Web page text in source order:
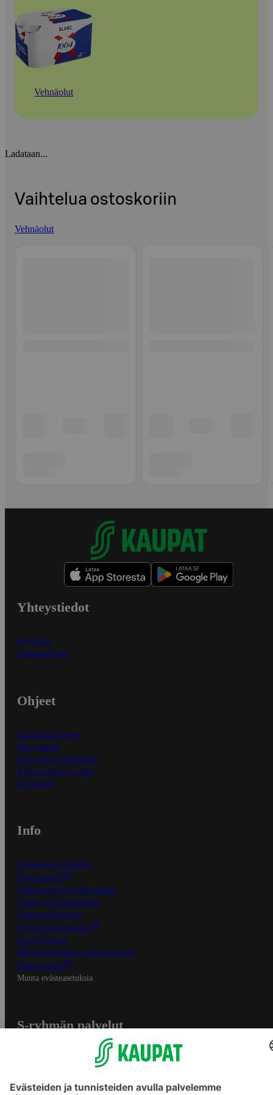
Vehnäolut
Ladataan...
Vaihtelua ostoskoriin
Vehnäolut
Yhteystiedot
Myymälät
Asiakaspalvelu
Ohjeet
Ensitilaajan ohjeet
Näin maksat
Näin tilaat ja muokkaat
Kaikki ohjeet ja vinkit
In English
Info
S-Business yrityksille
Oiva-raportit
Osuuskauppojen yhteystiedot
Tilaus- ja toimitusehdot
Tietosuojakäytäntö
Palvelun käyttöehdot
Saavutettavuus
Mobiilisovelluksen saavutettavuus
Mainostajalle
Muuta evästeasetuksia
S-ryhmän palvelut
Yhteishyvä Ruoka -sovellus